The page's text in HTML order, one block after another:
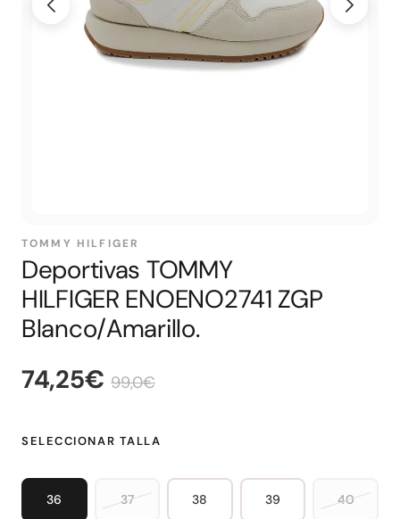
TOMMY HILFIGER
Deportivas TOMMY
HILFIGER ENOENO2741 ZGP
Blanco/Amarillo.
74,25€ 99,0€
SELECCIONAR TALLA
36 37 38 39 40